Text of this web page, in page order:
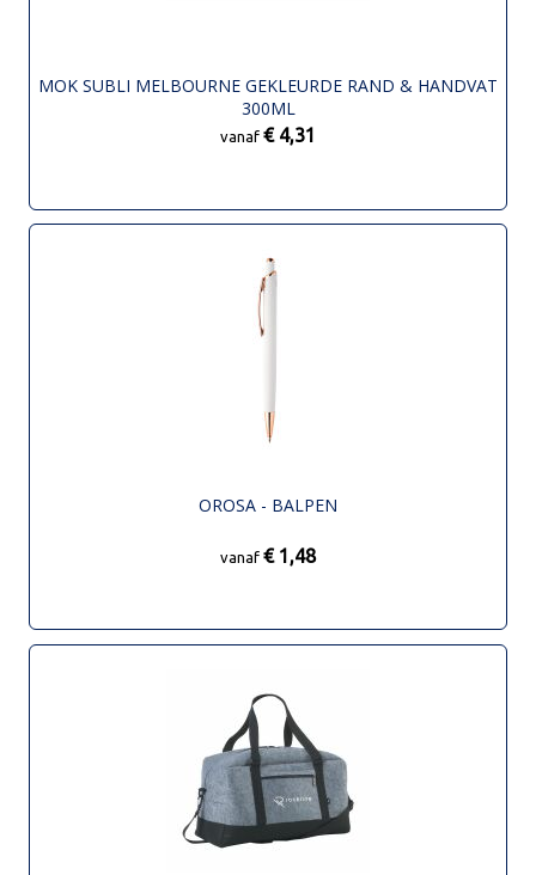
MOK SUBLI MELBOURNE GEKLEURDE RAND & HANDVAT
300ML
vanaf € 4,31
OROSA - BALPEN
vanaf € 1,48